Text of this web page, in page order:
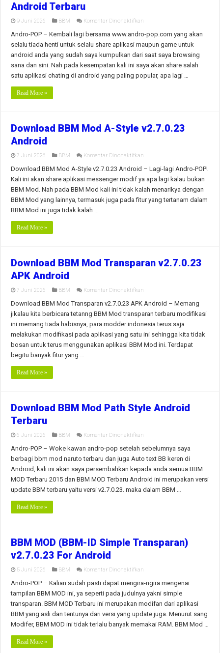
Android Terbaru
9 Juni 2026 BBM Komentar Dinonaktifkan
BBM
Mod
MI
Special
Keren
Android
Terbaru
Andro-POP – Kembali lagi bersama www.andro-pop.com yang akan
selalu tiada henti untuk selalu share aplikasi maupun game untuk
android anda yang sudah saya kumpulkan dari saat saya browsing
sana dan sini. Nah pada kesempatan kali ini saya akan share salah
satu aplikasi chating di android yang paling popular, apa lagi …
Read More »
Download BBM Mod A-Style v2.7.0.23
Android
7 Juni 2026 BBM Komentar Dinonaktifkan
BBM
A-
Style
v2.7.0.23
Android
Download BBM Mod A-Style v2.7.0.23 Android – Lagi-lagi Andro-POP!
Kali ini akan share aplikasi messenger modif ya apa lagi kalau bukan
BBM Mod. Nah pada BBM Mod kali ini tidak kalah menarikya dengan
BBM Mod yang lainnya, termasuk juga pada fitur yang tertanam dalam
BBM Mod ini juga tidak kalah …
Read More »
Download BBM Mod Transparan v2.7.0.23
APK Android
7 Juni 2026 BBM Komentar Dinonaktifkan
BBM
Transparan
v2.7.0.23
APK
Android
Download BBM Mod Transparan v2.7.0.23 APK Android – Memang
jikalau kita berbicara tetanng BBM Mod transparan terbaru modifikasi
ini memang tiada habisnya, para modder indonesia terus saja
melakukan modifikasi pada aplikasi yang satu ini sehingga kita tidak
bosan untuk terus menggunakan aplikasi BBM Mod ini. Terdapat
begitu banyak fitur yang …
Read More »
Download BBM Mod Path Style Android
Terbaru
6 Juni 2026 BBM Komentar Dinonaktifkan
BBM
Path
Style
Android
Terbaru
Andro-POP – Woke kawan andro-pop setelah sebelumnya saya
berbagi bbm mod naruto terbaru dan juga Auto text BB keren di
Android, kali ini akan saya persembahkan kepada anda semua BBM
MOD Terbaru 2015 dan BBM MOD Terbaru Android ini merupakan versi
update BBM terbaru yaitu versi v2.7.0.23. maka dalam BBM …
Read More »
BBM MOD (BBM-ID Simple Transparan)
v2.7.0.23 For Android
5 Juni 2026 BBM Komentar Dinonaktifkan
MOD
(BBM-
ID
Simple
Transparan)
v2.7.0.23
For
Android
Andro-POP – Kalian sudah pasti dapat mengira-ngira mengenai
tampilan BBM MOD ini, ya seperti pada judulnya yakni simple
transparan. BBM MOD Terbaru ini merupakan modifan dari aplikasi
BBM yang asli dan tentunya dari versi yang update juga. Menurut sang
Modifer, BBM MOD ini tidak terlalu banyak memakai RAM. BBM Mod …
Read More »